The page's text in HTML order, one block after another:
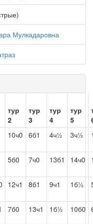
Мулкадаровна
тур
2
тур
3
тур
4
тур
5
10ч0 6б1 4ч½ 3ч½
5б0 7ч0 13б1 14ч0
12ч1 8б1 9ч1 1б½
7б0 13ч1 1б½ 10б0